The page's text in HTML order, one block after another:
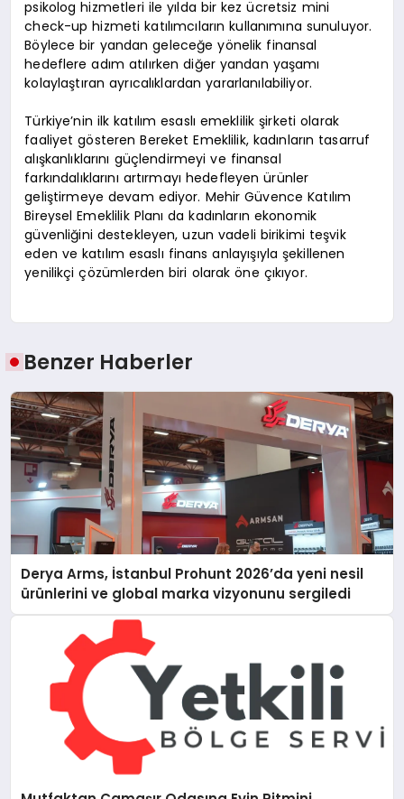
psikolog hizmetleri ile yılda bir kez ücretsiz mini
check-up hizmeti katılımcıların kullanımına sunuluyor.
Böylece bir yandan geleceğe yönelik finansal
hedeflere adım atılırken diğer yandan yaşamı
kolaylaştıran ayrıcalıklardan yararlanılabiliyor.
Türkiye’nin ilk katılım esaslı emeklilik şirketi olarak
faaliyet gösteren Bereket Emeklilik, kadınların tasarruf
alışkanlıklarını güçlendirmeyi ve finansal
farkındalıklarını artırmayı hedefleyen ürünler
geliştirmeye devam ediyor. Mehir Güvence Katılım
Bireysel Emeklilik Planı da kadınların ekonomik
güvenliğini destekleyen, uzun vadeli birikimi teşvik
eden ve katılım esaslı finans anlayışıyla şekillenen
yenilikçi çözümlerden biri olarak öne çıkıyor.
Benzer Haberler
Derya Arms, İstanbul Prohunt 2026’da yeni nesil
ürünlerini ve global marka vizyonunu sergiledi